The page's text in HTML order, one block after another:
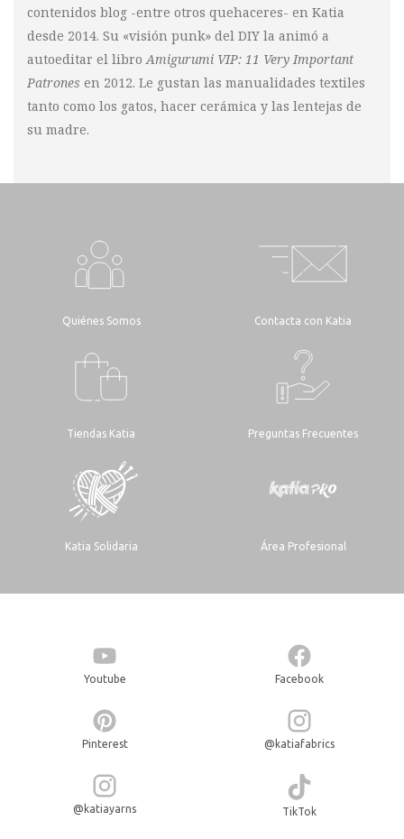
contenidos blog -entre otros quehaceres- en Katia
desde 2014. Su «visión punk» del DIY la animó a
autoeditar el libroAmigurumi VIP: 11 Very Important
Patrones en 2012. Le gustan las manualidades textiles
tanto como los gatos, hacer cerámica y las lentejas de
su madre.
Quiénes Somos Contacta con Katia
Tiendas Katia Preguntas Frecuentes
Katia Solidaria Área Profesional
Youtube Facebook
Pinterest @katiafabrics
@katiayarns TikTok